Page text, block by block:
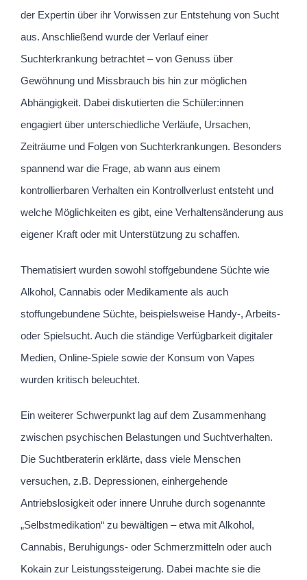
der Expertin über ihr Vorwissen zur Entstehung von Sucht
aus. Anschließend wurde der Verlauf einer
Suchterkrankung betrachtet – von Genuss über
Gewöhnung und Missbrauch bis hin zur möglichen
Abhängigkeit. Dabei diskutierten die Schüler:innen
engagiert über unterschiedliche Verläufe, Ursachen,
Zeiträume und Folgen von Suchterkrankungen. Besonders
spannend war die Frage, ab wann aus einem
kontrollierbaren Verhalten ein Kontrollverlust entsteht und
welche Möglichkeiten es gibt, eine Verhaltensänderung aus
eigener Kraft oder mit Unterstützung zu schaffen.
Thematisiert wurden sowohl stoffgebundene Süchte wie
Alkohol, Cannabis oder Medikamente als auch
stoffungebundene Süchte, beispielsweise Handy-, Arbeits-
oder Spielsucht. Auch die ständige Verfügbarkeit digitaler
Medien, Online-Spiele sowie der Konsum von Vapes
wurden kritisch beleuchtet.
Ein weiterer Schwerpunkt lag auf dem Zusammenhang
zwischen psychischen Belastungen und Suchtverhalten.
Die Suchtberaterin erklärte, dass viele Menschen
versuchen, z.B. Depressionen, einhergehende
Antriebslosigkeit oder innere Unruhe durch sogenannte
„Selbstmedikation“ zu bewältigen – etwa mit Alkohol,
Cannabis, Beruhigungs- oder Schmerzmitteln oder auch
Kokain zur Leistungssteigerung. Dabei machte sie die